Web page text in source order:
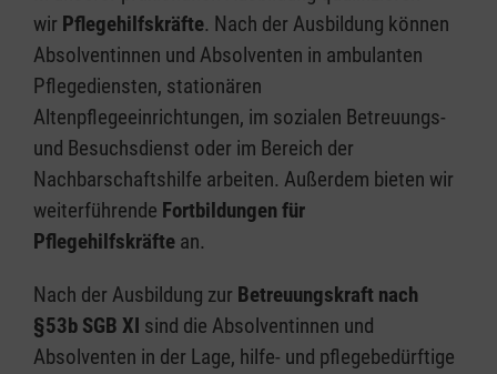
wir Pflegehilfskräfte. Nach der Ausbildung können
Absolventinnen und Absolventen in ambulanten
Pflegediensten, stationären
Altenpflegeeinrichtungen, im sozialen Betreuungs-
und Besuchsdienst oder im Bereich der
Nachbarschaftshilfe arbeiten. Außerdem bieten wir
weiterführende Fortbildungen für
Pflegehilfskräfte an.
Nach der Ausbildung zur Betreuungskraft nach
§53b SGB XI sind die Absolventinnen und
Absolventen in der Lage, hilfe- und pflegebedürftige